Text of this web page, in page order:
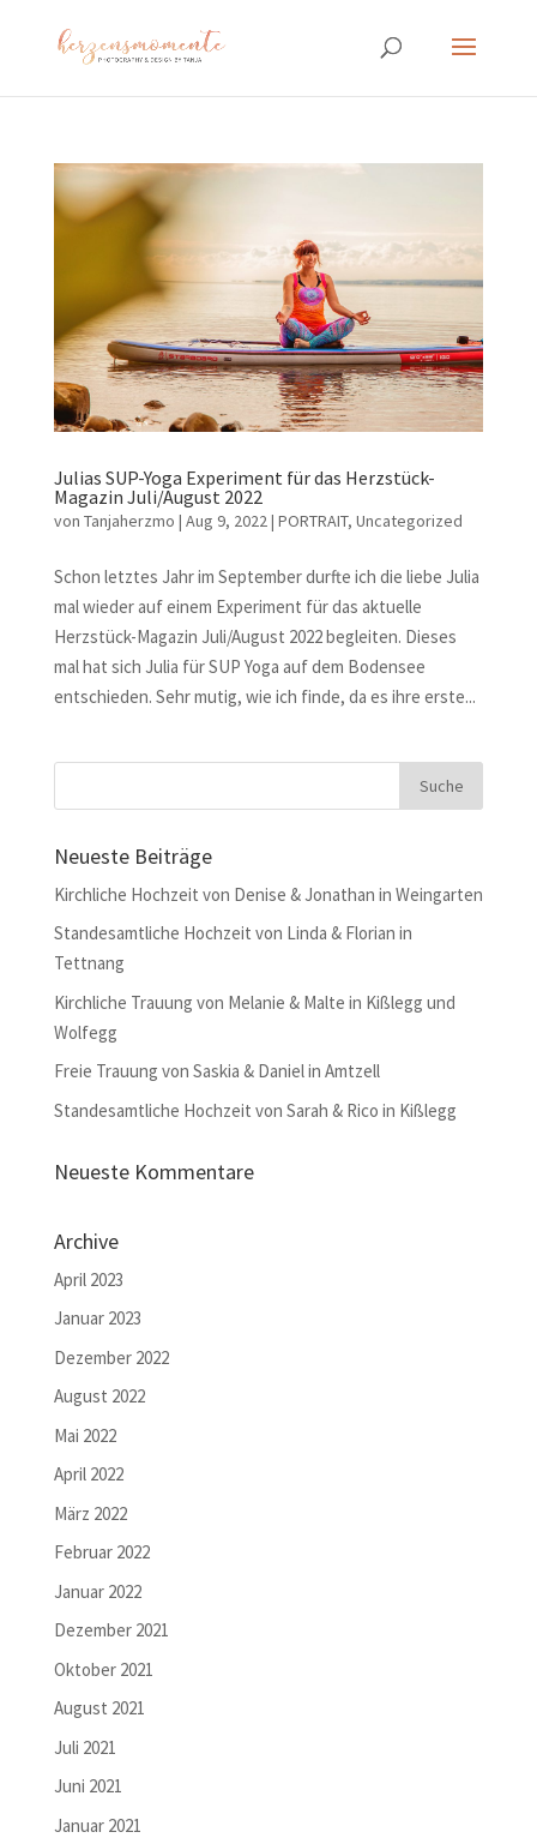
Julias SUP-Yoga Experiment für das Herzstück-
Magazin Juli/August 2022
von Tanjaherzmo | Aug 9, 2022| PORTRAIT, Uncategorized
Schon letztes Jahr im September durfte ich die liebe Julia
mal wieder auf einem Experiment für das aktuelle
Herzstück-Magazin Juli/August 2022 begleiten. Dieses
mal hat sich Julia für SUP Yoga auf dem Bodensee
entschieden. Sehr mutig, wie ich finde, da es ihre erste...
Neueste Beiträge
Kirchliche Hochzeit von Denise & Jonathan in Weingarten
Standesamtliche Hochzeit von Linda & Florian in
Tettnang
Kirchliche Trauung von Melanie & Malte in Kißlegg und
Wolfegg
Freie Trauung von Saskia & Daniel in Amtzell
Standesamtliche Hochzeit von Sarah & Rico in Kißlegg
Neueste Kommentare
Archive
April 2023
Januar 2023
Dezember 2022
August 2022
Mai 2022
April 2022
März 2022
Februar 2022
Januar 2022
Dezember 2021
Oktober 2021
August 2021
Juli 2021
Juni 2021
Januar 2021